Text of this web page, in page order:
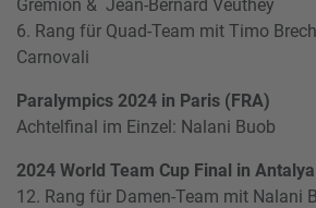
Gremion & Jean-Bernard Veuthey
6. Rang für Quad-Team mit Timo
Carnovali
Paralympics 2024 in Paris (FRA)
Achtelfinal im Einzel: Nalani Buob
2024 World Team Cup Final in
12. Rang für Damen-Team mit Nalani